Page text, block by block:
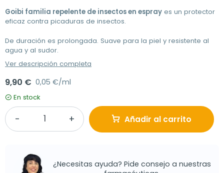
Goibi familia repelente de insectos en espray es un protector
eficaz contra picaduras de insectos.
De duración es prolongada. Suave para la piel y resistente al
agua y al sudor.
Ver descripción completa
9,90 € 0,05 €/ml
En stock
Añadir al carrito
¿Necesitas ayuda? Pide consejo a nuestras